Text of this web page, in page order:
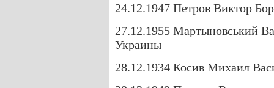
24.12.1947 Петров Виктор
27.12.1955 Мартыновський
Украины
28.12.1934 Косив Михаил